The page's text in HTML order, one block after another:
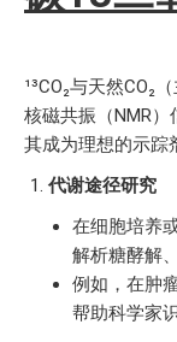
¹³CO₂与天然CO₂
核磁共振（NMR
其成为理想的示踪
代谢途径研究
在细胞培养
解析糖酵解
例如，在肿
帮助科学家